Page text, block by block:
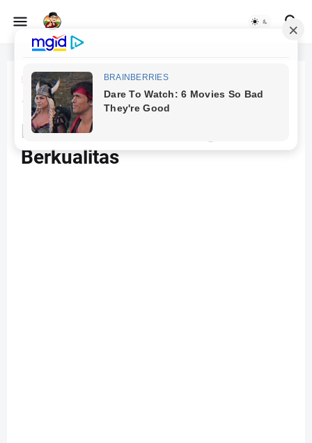
Beranda AI
10 AI Tools Gratis untuk
Membuat Konten Blog
Berkualitas